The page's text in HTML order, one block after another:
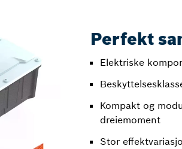
Perfekt
Elektriske
Kompakt og
dreiemoment
Stor